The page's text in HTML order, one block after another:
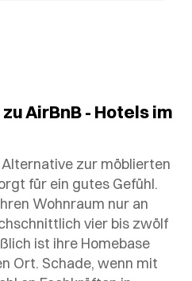
AirBnB - Hotels im
zur möblierten
für ein gutes Gefühl.
Wohnraum nur an
vier bis zwölf
ist ihre Homebase
Ort. Schade, wenn mit